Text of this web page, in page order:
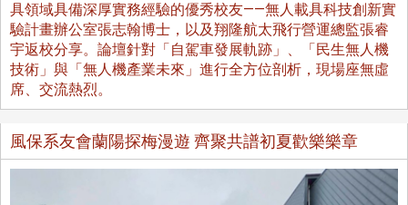
具領域具備深厚實務經驗的優秀校友——無人載具科技創新實
驗計畫辦公室張志翰博士，以及翔隆航太飛行營運總監張睿
宇返校分享。論壇針對「自駕車發展軌跡」、「民生無人機
技術」與「無人機產業未來」進行全方位剖析，現場座無虛
席、交流熱烈。
風保系友會蘭陽探梅漫遊 齊聚共譜初夏歡樂樂章